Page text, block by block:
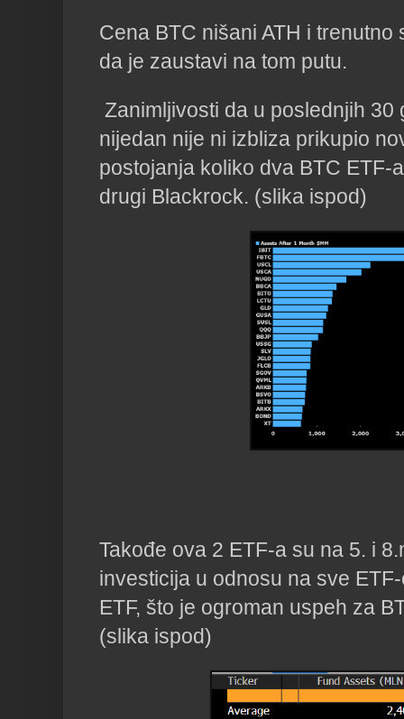
Cena BTC nišani ATH i trenutno
da je zaustavi na tom putu.
Zanimljivosti da u poslednjih 30
nijedan nije ni izbliza prikupio
postojanja koliko dva BTC ETF-
drugi Blackrock. (slika ispod)
Takođe ova 2 ETF-a su na 5. i
investicija u odnosu na sve
ETF, što je ogroman uspeh za
(slika ispod)